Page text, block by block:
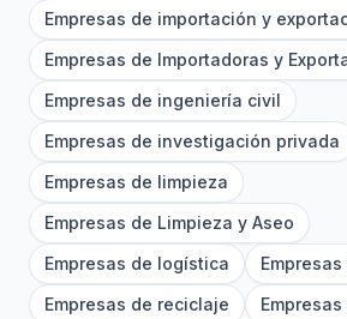
Empresas de importación y
Empresas de Importadoras y
Empresas de ingeniería civil
Empresas de investigación privada
Empresas de limpieza
Empresas de Limpieza y Aseo
Empresas de logística
Empresas de reciclaje